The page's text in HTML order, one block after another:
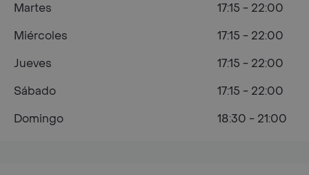
Martes
17:15 - 22:00
Miércoles
17:15 - 22:00
Jueves
17:15 - 22:00
Sábado
17:15 - 22:00
Domingo
18:30 - 21:00